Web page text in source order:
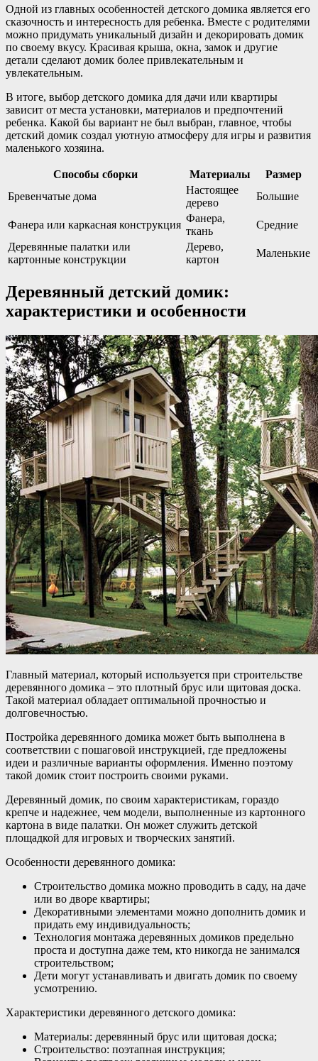
Одной из главных особенностей детского домика является его
сказочность и интересность для ребенка. Вместе с родителями
можно придумать уникальный дизайн и декорировать домик
по своему вкусу. Красивая крыша, окна, замок и другие
детали сделают домик более привлекательным и
увлекательным.
В итоге, выбор детского домика для дачи или квартиры
зависит от места установки, материалов и предпочтений
ребенка. Какой бы вариант не был выбран, главное, чтобы
детский домик создал уютную атмосферу для игры и развития
маленького хозяина.
Способы сборки Материалы
Размер
Бревенчатые дома
Настоящее
дерево
Большие
Фанера или каркасная конструкция
Фанера,
ткань
Средние
Деревянные палатки или
картонные конструкции
Дерево,
картон
Маленькие
Деревянный детский домик:
характеристики и особенности
Главный материал, который используется при строительстве
деревянного домика – это плотный брус или щитовая доска.
Такой материал обладает оптимальной прочностью и
долговечностью.
Постройка деревянного домика может быть выполнена в
соответствии с пошаговой инструкцией, где предложены
идеи и различные варианты оформления. Именно поэтому
такой домик стоит построить своими руками.
Деревянный домик, по своим характеристикам, гораздо
крепче и надежнее, чем модели, выполненные из картонного
картона в виде палатки. Он может служить детской
площадкой для игровых и творческих занятий.
Особенности деревянного домика:
Строительство домика можно проводить в саду, на даче
или во дворе квартиры;
Декоративными элементами можно дополнить домик и
придать ему индивидуальность;
Технология монтажа деревянных домиков предельно
проста и доступна даже тем, кто никогда не занимался
строительством;
Дети могут устанавливать и двигать домик по своему
усмотрению.
Характеристики деревянного детского домика:
Материалы: деревянный брус или щитовая доска;
Строительство: поэтапная инструкция;